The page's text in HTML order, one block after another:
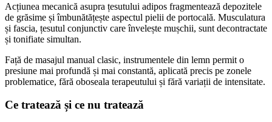
Acțiunea mecanică asupra țesutului adipos fragmentează depozitele
de grăsime și îmbunătățește aspectul pielii de portocală. Musculatura
și fascia, țesutul conjunctiv care învelește mușchii, sunt decontractate
și tonifiate simultan.
Față de masajul manual clasic, instrumentele din lemn permit o
presiune mai profundă și mai constantă, aplicată precis pe zonele
problematice, fără oboseala terapeutului și fără variații de intensitate.
Ce tratează și ce nu tratează